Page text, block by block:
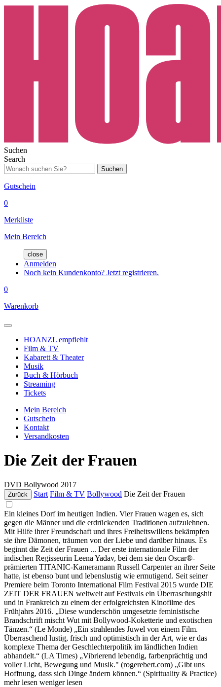
Suchen
Search
Suchen
Gutschein
0
Merkliste
Mein Bereich
close
Anmelden
Noch kein Kundenkonto? Jetzt registrieren.
0
Warenkorb
HOANZL empfiehlt
Film & TV
Kabarett & Theater
Musik
Buch & Hörbuch
Streaming
Tickets
Mein Bereich
Gutschein
Kontakt
Versandkosten
Die Zeit der Frauen
DVD Bollywood 2017
Zurück Start Film & TV Bollywood Die Zeit der Frauen
Ein kleines Dorf im heutigen Indien. Vier Frauen wagen es, sich
gegen die Männer und die erdrückenden Traditionen aufzulehnen.
Mit Hilfe ihrer Freundschaft und ihres Freiheitswillens bekämpfen
sie ihre Dämonen, träumen von der Liebe und darüber hinaus. Es
beginnt die Zeit der Frauen ... Der erste internationale Film der
indischen Regisseurin Leena Yadav, bei dem sie den Oscar®-
prämierten TITANIC-Kameramann Russell Carpenter an ihrer Seite
hatte, ist ebenso bunt und lebenslustig wie ermutigend. Seit seiner
Premiere beim Toronto International Film Festival 2015 wurde DIE
ZEIT DER FRAUEN weltweit auf Festivals ein Überraschungshit
und in Frankreich zu einem der erfolgreichsten Kinofilme des
Frühjahrs 2016. „Diese wunderschön umgesetzte feministische
Brandschrift mischt Wut mit Bollywood-Koketterie und exotischen
Tänzen.“ (Le Monde) „Ein strahlendes Juwel von einem Film.
Überraschend lustig, frisch und optimistisch in der Art, wie er das
komplexe Thema der Geschlechterpolitik im ländlichen Indien
abhandelt.“ (LA Times) „Vibrierend lebendig, farbenprächtig und
voller Licht, Bewegung und Musik." (rogerebert.com) „Gibt uns
Hoffnung, dass sich Dinge ändern können.“ (Spirituality & Practice)
mehr lesen weniger lesen